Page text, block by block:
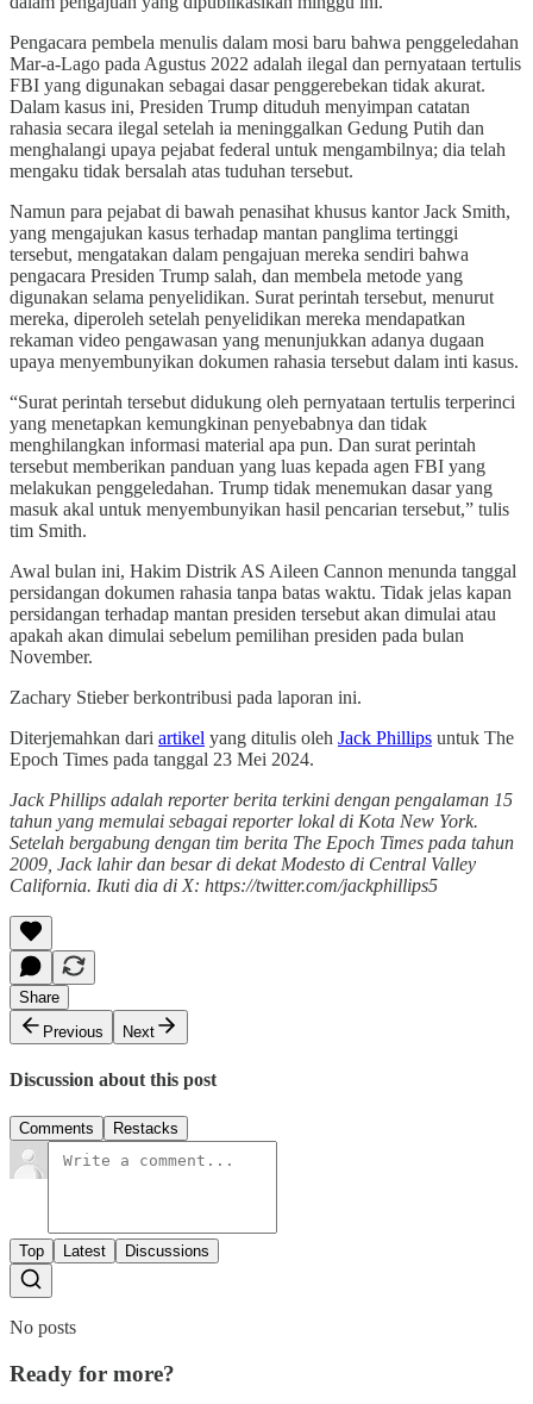
Pengacara pembela menulis dalam mosi baru bahwa penggeledahan
Mar-a-Lago pada Agustus 2022 adalah ilegal dan pernyataan tertulis
FBI yang digunakan sebagai dasar penggerebekan tidak akurat.
Dalam kasus ini, Presiden Trump dituduh menyimpan catatan
rahasia secara ilegal setelah ia meninggalkan Gedung Putih dan
menghalangi upaya pejabat federal untuk mengambilnya; dia telah
mengaku tidak bersalah atas tuduhan tersebut.
Namun para pejabat di bawah penasihat khusus kantor Jack Smith,
yang mengajukan kasus terhadap mantan panglima tertinggi
tersebut, mengatakan dalam pengajuan mereka sendiri bahwa
pengacara Presiden Trump salah, dan membela metode yang
digunakan selama penyelidikan. Surat perintah tersebut, menurut
mereka, diperoleh setelah penyelidikan mereka mendapatkan
rekaman video pengawasan yang menunjukkan adanya dugaan
upaya menyembunyikan dokumen rahasia tersebut dalam inti kasus.
“Surat perintah tersebut didukung oleh pernyataan tertulis terperinci
yang menetapkan kemungkinan penyebabnya dan tidak
menghilangkan informasi material apa pun. Dan surat perintah
tersebut memberikan panduan yang luas kepada agen FBI yang
melakukan penggeledahan. Trump tidak menemukan dasar yang
masuk akal untuk menyembunyikan hasil pencarian tersebut,” tulis
tim Smith.
Awal bulan ini, Hakim Distrik AS Aileen Cannon menunda tanggal
persidangan dokumen rahasia tanpa batas waktu. Tidak jelas kapan
persidangan terhadap mantan presiden tersebut akan dimulai atau
apakah akan dimulai sebelum pemilihan presiden pada bulan
November.
Zachary Stieber berkontribusi pada laporan ini.
Diterjemahkan dari artikel yang ditulis oleh Jack Phillips untuk The
Epoch Times pada tanggal 23 Mei 2024.
Jack Phillips adalah reporter berita terkini dengan pengalaman 15
tahun yang memulai sebagai reporter lokal di Kota New York.
Setelah bergabung dengan tim berita The Epoch Times pada tahun
2009, Jack lahir dan besar di dekat Modesto di Central Valley
California. Ikuti dia di X: https://twitter.com/jackphillips5
Share
Previous
Next
Discussion about this post
Comments Restacks
Top Latest Discussions
No posts
Ready for more?